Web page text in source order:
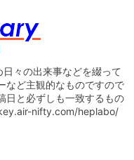
々の出来事などを綴って
など主観的なものですので
日と必ずしも一致するもの
nifty.com/heplabo/